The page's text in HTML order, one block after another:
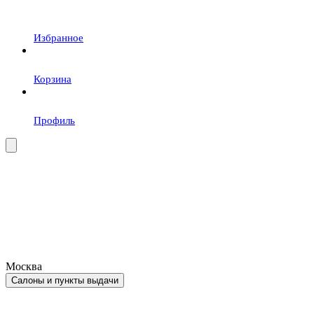
Избранное
Корзина
Профиль
Москва
Салоны и пункты выдачи